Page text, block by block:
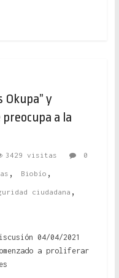
Okupa” y
a la
3429 visitas 0
, Biobío ,
ciudadana ,
04/04/2021
a proliferar